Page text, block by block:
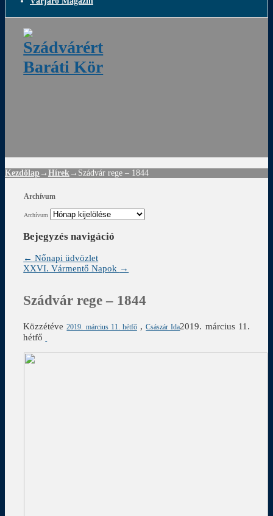
Kezdőlap → Hírek → Szádvár rege – 1844
Archívum
Archívum
Bejegyzés navigáció
← Nőnapi üdvözlet
XXVI. Vármentő Napok →
Szádvár rege – 1844
Közzétéve2019. március 11. hétfő ,Császár Ida2019. március 11.
hétfő